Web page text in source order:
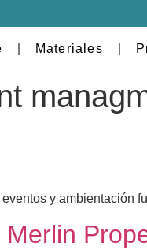
Materiales
y ambientación